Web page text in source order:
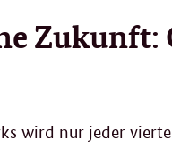
Zukunft:
wird nur jeder